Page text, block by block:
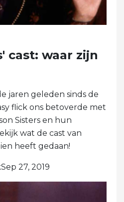
cast: waar zijn
jaren geleden sinds de
flick ons ​​betoverde met
Sisters en hun
wat de cast van
heeft gedaan!
27, 2019